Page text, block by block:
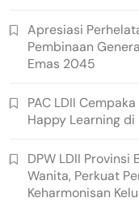
Apresiasi
Pembinaan
Emas 2045
PAC LDII
Happy Learning di
DPW LDII Provinsi
Wanita, Perkuat
Keharmonisan